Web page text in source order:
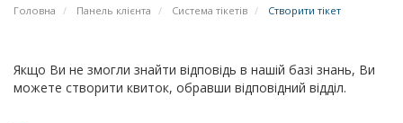
Головна Панель клієнта Система тікетів Створити тікет
Якщо Ви не змогли знайти відповідь в нашій базі знань, Ви
можете створити квиток, обравши відповідний відділ.